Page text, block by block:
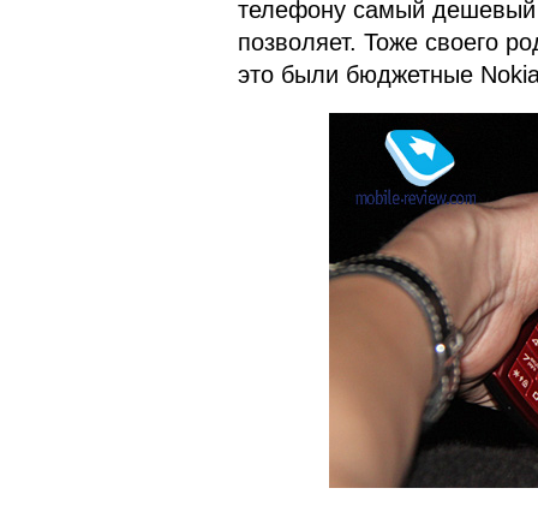
телефону самый дешевый
позволяет. Тоже своего
это были бюджетные